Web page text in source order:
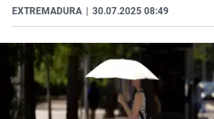
EXTREMADURA 30.07.2025 08:49